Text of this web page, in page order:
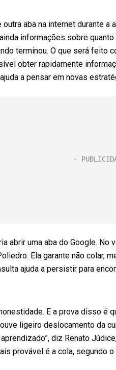
outra aba na internet durante
informações sobre
terminou. O que será
obter rapidamente
a pensar em novas
abrir uma aba do Google. No
Ela garante não colar,
ajuda a persistir para
E a prova disso é
ligeiro deslocamento da
diz Renato
provável é a cola, segundo